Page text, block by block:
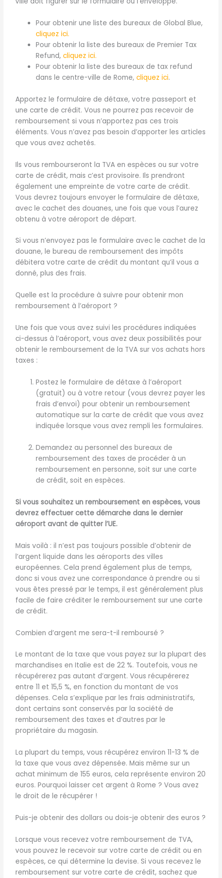
Pour obtenir une liste des bureaux de Global Blue,
cliquez ici.
Pour obtenir la liste des bureaux de Premier Tax
Refund,cliquez ici.
Pour obtenir la liste des bureaux de tax refund
dans le centre-ville de Rome,cliquez ici.
Apportez le formulaire de détaxe, votre passeport et
une carte de crédit. Vous ne pourrez pas recevoir de
remboursement si vous n’apportez pas ces trois
éléments. Vous n’avez pas besoin d’apporter les articles
que vous avez achetés.
Ils vous rembourseront la TVA en espèces ou sur votre
carte de crédit, mais c’est provisoire. Ils prendront
également une empreinte de votre carte de crédit.
Vous devrez toujours envoyer le formulaire de détaxe,
avec le cachet des douanes, une fois que vous l’aurez
obtenu à votre aéroport de départ.
Si vous n’envoyez pas le formulaire avec le cachet de la
douane, le bureau de remboursement des impôts
débitera votre carte de crédit du montant qu’il vous a
donné, plus des frais.
Quelle est la procédure à suivre pour obtenir mon
remboursement à l’aéroport ?
Une fois que vous avez suivi les procédures indiquées
ci-dessus à l’aéroport, vous avez deux possibilités pour
obtenir le remboursement de la TVA sur vos achats hors
taxes :
Postez le formulaire de détaxe à l’aéroport
(gratuit) ou à votre retour (vous devrez payer les
frais d’envoi) pour obtenir un remboursement
automatique sur la carte de crédit que vous avez
indiquée lorsque vous avez rempli les formulaires.
Demandez au personnel des bureaux de
remboursement des taxes de procéder à un
remboursement en personne, soit sur une carte
de crédit, soit en espèces.
Si vous souhaitez un remboursement en espèces, vous
devrez effectuer cette démarche dans le dernier
aéroport avant de quitter l’UE.
Mais voilà : il n’est pas toujours possible d’obtenir de
l’argent liquide dans les aéroports des villes
européennes. Cela prend également plus de temps,
donc si vous avez une correspondance à prendre ou si
vous êtes pressé par le temps, il est généralement plus
facile de faire créditer le remboursement sur une carte
de crédit.
Combien d’argent me sera-t-il remboursé ?
Le montant de la taxe que vous payez sur la plupart des
marchandises en Italie est de 22 %. Toutefois, vous ne
récupérerez pas autant d’argent. Vous récupérerez
entre 11 et 15,5 %, en fonction du montant de vos
dépenses. Cela s’explique par les frais administratifs,
dont certains sont conservés par la société de
remboursement des taxes et d’autres par le
propriétaire du magasin.
La plupart du temps, vous récupérez environ 11-13 % de
la taxe que vous avez dépensée. Mais même sur un
achat minimum de 155 euros, cela représente environ 20
euros. Pourquoi laisser cet argent à Rome ? Vous avez
le droit de le récupérer !
Puis-je obtenir des dollars ou dois-je obtenir des euros ?
Lorsque vous recevez votre remboursement de TVA,
vous pouvez le recevoir sur votre carte de crédit ou en
espèces, ce qui détermine la devise. Si vous recevez le
remboursement sur votre carte de crédit, sachez que